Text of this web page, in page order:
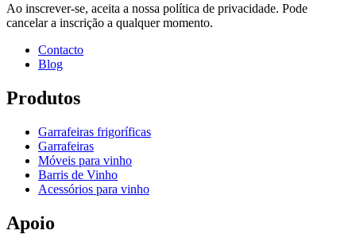
Ao inscrever-se, aceita a nossa política de privacidade. Pode
cancelar a inscrição a qualquer momento.
Contacto
Blog
Produtos
Garrafeiras frigoríficas
Garrafeiras
Móveis para vinho
Barris de Vinho
Acessórios para vinho
Apoio